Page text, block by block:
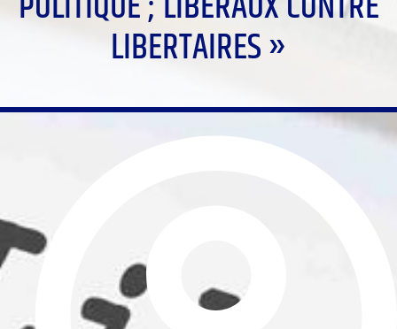
LIBERTAIRES »